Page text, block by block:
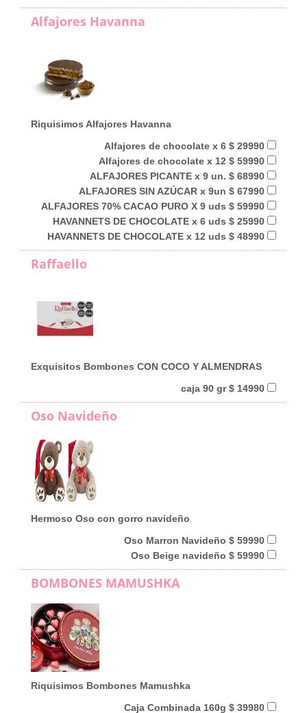
Alfajores Havanna
Riquisimos Alfajores Havanna
Alfajores de chocolate x 6 $ 29990
Alfajores de chocolate x 12 $ 59990
ALFAJORES PICANTE x 9 un. $ 68990
ALFAJORES SIN AZÚCAR x 9un $ 67990
ALFAJORES 70% CACAO PURO X 9 uds $ 59990
HAVANNETS DE CHOCOLATE x 6 uds $ 25990
HAVANNETS DE CHOCOLATE x 12 uds $ 48990
Raffaello
Exquisitos Bombones CON COCO Y ALMENDRAS
caja 90 gr $ 14990
Oso Navideño
Hermoso Oso con gorro navideño
Oso Marron Navideño $ 59990
Oso Beige navideño $ 59990
BOMBONES MAMUSHKA
Riquisimos Bombones Mamushka
Caja Combinada 160g $ 39980